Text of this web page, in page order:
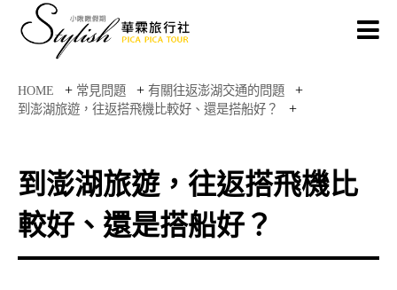
HOME + 常見問題 + 有關往返澎湖交通的問題 +
到澎湖旅遊，往返搭飛機比較好、還是搭船好？ +
到澎湖旅遊，往返搭飛機比
較好、還是搭船好？